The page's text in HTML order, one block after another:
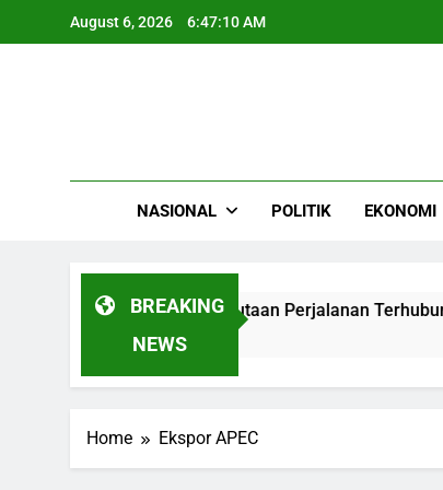
August 6, 2026 6:47:10 AM
NASIONAL POLITIK EKONOMI
BREAKING
NEWS
Mobilitas Harian Jutaan Perjalanan Terhubung di
Home Ekspor APEC